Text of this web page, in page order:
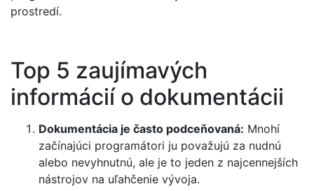
prostredí.
Top 5 zaujímavých
informácií o dokumentácii
Dokumentácia je často podceňovaná: Mnohí
začínajúci programátori ju považujú za nudnú
alebo nevyhnutnú, ale je to jeden z najcennejších
nástrojov na uľahčenie vývoja.